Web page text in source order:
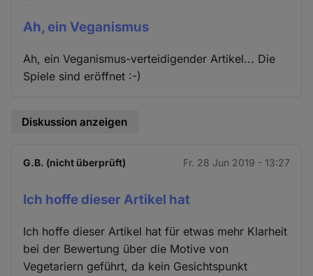
Ah, ein Veganismus
Ah, ein Veganismus-verteidigender Artikel... Die
Spiele sind eröffnet :-)
Diskussion anzeigen
G.B. (nicht überprüft) Fr. 28 Jun 2019 - 13:27
Ich hoffe dieser Artikel hat
Ich hoffe dieser Artikel hat für etwas mehr Klarheit
bei der Bewertung über die Motive von
Vegetariern geführt, da kein Gesichtspunkt